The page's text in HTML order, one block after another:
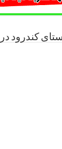
کندرود